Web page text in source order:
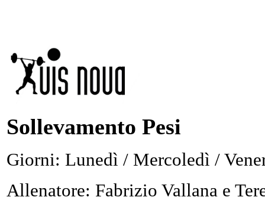
Sollevamento Pesi
Giorni: Lunedì / Mercoledì /
Allenatore: Fabrizio Vallana e